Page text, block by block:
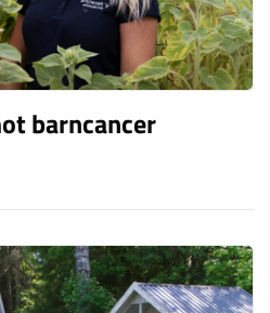
barncancer